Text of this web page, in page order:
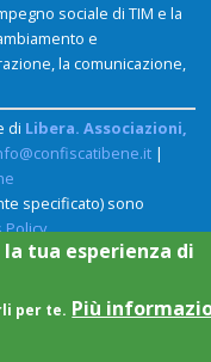
sociale di TIM e la
e
la comunicazione,
di Libera. Associazioni,
|
specificato) sono
Policy
tua esperienza di
per te. Più